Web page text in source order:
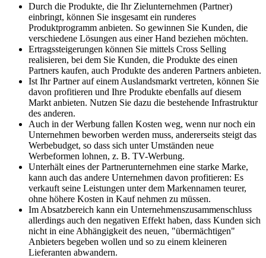
Durch die Produkte, die Ihr Zielunternehmen (Partner)
einbringt, können Sie insgesamt ein runderes
Produktprogramm anbieten. So gewinnen Sie Kunden, die
verschiedene Lösungen aus einer Hand beziehen möchten.
Ertragssteigerungen können Sie mittels Cross Selling
realisieren, bei dem Sie Kunden, die Produkte des einen
Partners kaufen, auch Produkte des anderen Partners anbieten.
Ist Ihr Partner auf einem Auslandsmarkt vertreten, können Sie
davon profitieren und Ihre Produkte ebenfalls auf diesem
Markt anbieten. Nutzen Sie dazu die bestehende Infrastruktur
des anderen.
Auch in der Werbung fallen Kosten weg, wenn nur noch ein
Unternehmen beworben werden muss, andererseits steigt das
Werbebudget, so dass sich unter Umständen neue
Werbeformen lohnen, z. B. TV-Werbung.
Unterhält eines der Partnerunternehmen eine starke Marke,
kann auch das andere Unternehmen davon profitieren: Es
verkauft seine Leistungen unter dem Markennamen teurer,
ohne höhere Kosten in Kauf nehmen zu müssen.
Im Absatzbereich kann ein Unternehmenszusammenschluss
allerdings auch den negativen Effekt haben, dass Kunden sich
nicht in eine Abhängigkeit des neuen, "übermächtigen"
Anbieters begeben wollen und so zu einem kleineren
Lieferanten abwandern.